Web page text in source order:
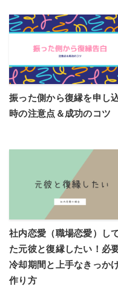
振った側から復縁を申し
時の注意点＆成功のコツ
社内恋愛（職場恋愛）し
た元彼と復縁したい！必
冷却期間と上手なきっか
作り方